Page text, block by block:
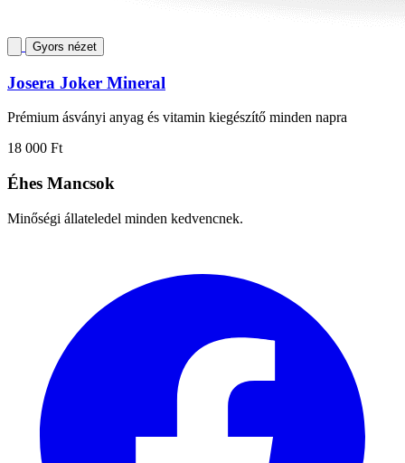
Gyors nézet
Josera Joker Mineral
Prémium ásványi anyag és vitamin kiegészítő minden napra
18 000 Ft
Éhes Mancsok
Minőségi állateledel minden kedvencnek.